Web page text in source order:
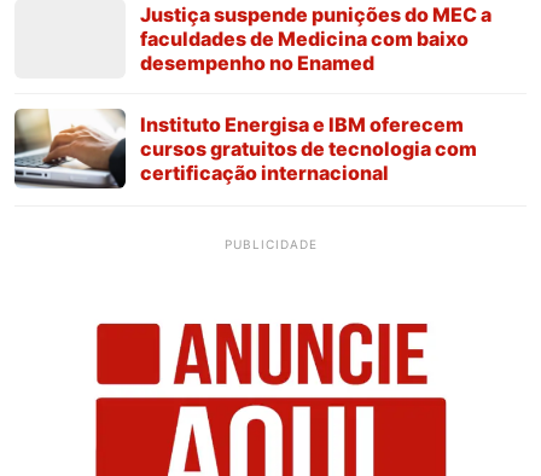
Justiça suspende punições do MEC a
faculdades de Medicina com baixo
desempenho no Enamed
Instituto Energisa e IBM oferecem
cursos gratuitos de tecnologia com
certificação internacional
PUBLICIDADE